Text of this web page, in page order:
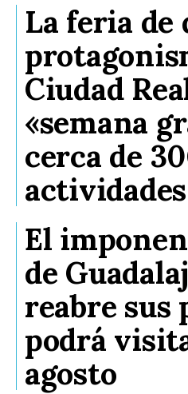
La feria de
Ciudad
«semana
cerca de
actividades
El
de
reabre sus
podrá
agosto